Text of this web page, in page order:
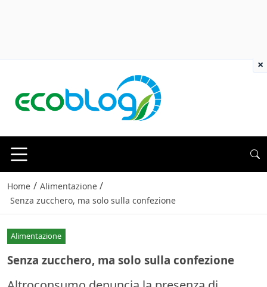
Home / Alimentazione /
Senza zucchero, ma solo sulla confezione
Alimentazione
Senza zucchero, ma solo sulla confezione
×